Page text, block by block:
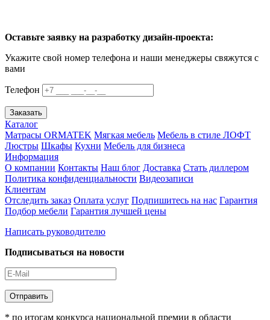
Оставьте заявку на разработку дизайн-проекта:
Укажите свой номер телефона и наши менеджеры свяжутся с
вами
Телефон
Заказать
Каталог
Матрасы ORMATEK Мягкая мебель Мебель в стиле ЛОФТ
Люстры Шкафы Кухни Мебель для бизнеса
Информация
О компании Контакты Наш блог Доставка Стать диллером
Политика конфиденциальности Видеозаписи
Клиентам
Отследить заказ Оплата услуг Подпишитесь на нас Гарантия
Подбор мебели Гарантия лучшей цены
Написать руководителю
Подписываться на новости
Отправить
* по итогам конкурса национальной премии в области